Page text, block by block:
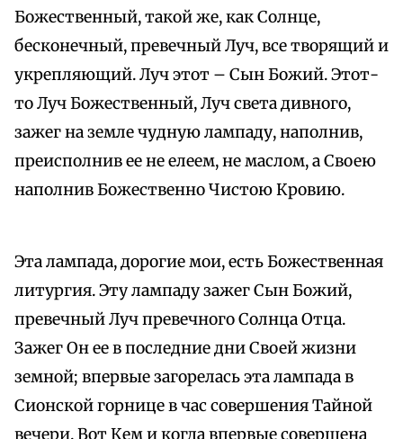
Божественный, такой же, как Солнце,
бесконечный, превечный Луч, все творящий и
укрепляющий. Луч этот – Сын Божий. Этот-
то Луч Божественный, Луч света дивного,
зажег на земле чудную лампаду, наполнив,
преисполнив ее не елеем, не маслом, а Своею
наполнив Божественно Чистою Кровию.
Эта лампада, дорогие мои, есть Божественная
литургия. Эту лампаду зажег Сын Божий,
превечный Луч превечного Солнца Отца.
Зажег Он ее в последние дни Своей жизни
земной; впервые загорелась эта лампада в
Сионской горнице в час совершения Тайной
вечери. Вот Кем и когда впервые совершена